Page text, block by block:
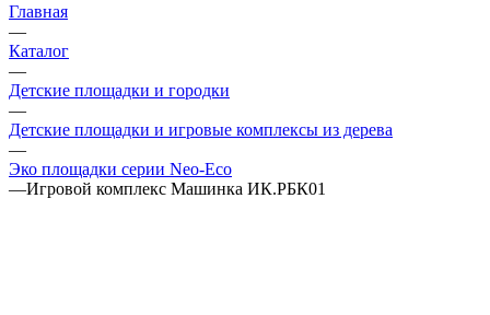
Главная
—
Каталог
—
Детские площадки и городки
—
Детские площадки и игровые комплексы из дерева
—
Эко площадки серии Neo-Eco
—Игровой комплекс Машинка ИК.РБК01